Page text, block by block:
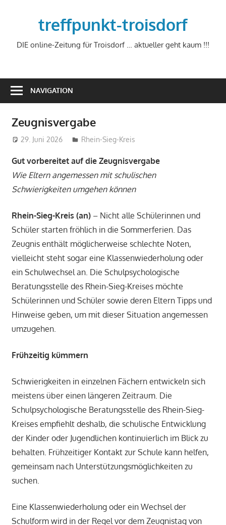
treffpunkt-troisdorf
DIE online-Zeitung für Troisdorf … aktueller geht kaum !!!
NAVIGATION
Zeugnisvergabe
29. Juni 2026 treffpunkt
Rhein-Sieg-Kreis
Gut vorbereitet auf die Zeugnisvergabe
Wie Eltern angemessen mit schulischen
Schwierigkeiten umgehen können
Rhein-Sieg-Kreis (an)– Nicht alle Schülerinnen und
Schüler starten fröhlich in die Sommerferien. Das
Zeugnis enthält möglicherweise schlechte Noten,
vielleicht steht sogar eine Klassenwiederholung oder
ein Schulwechsel an. Die Schulpsychologische
Beratungsstelle des Rhein-Sieg-Kreises möchte
Schülerinnen und Schüler sowie deren Eltern Tipps und
Hinweise geben, um mit dieser Situation angemessen
umzugehen.
Frühzeitig kümmern
Schwierigkeiten in einzelnen Fächern entwickeln sich
meistens über einen längeren Zeitraum. Die
Schulpsychologische Beratungsstelle des Rhein-Sieg-
Kreises empfiehlt deshalb, die schulische Entwicklung
der Kinder oder Jugendlichen kontinuierlich im Blick zu
behalten. Frühzeitiger Kontakt zur Schule kann helfen,
gemeinsam nach Unterstützungsmöglichkeiten zu
suchen.
Eine Klassenwiederholung oder ein Wechsel der
Schulform wird in der Regel vor dem Zeugnistag von